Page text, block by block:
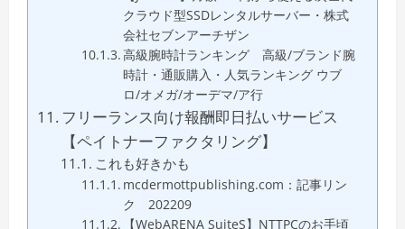
クラウド型SSDレンタルサーバー・株式
会社セブンアーチザン
高級腕時計ランキング 高級/ブランド腕
時計・通販購入・人気ランキング ウブ
ロ/オメガ/オーデマ/ア行
フリーランス向け報酬即日払いサービス
【ペイトナーファクタリング】
これも好きかも
mcdermottpublishing.com：記事リン
ク 202209
【WebARENA SuiteS】NTTPCのお手頃